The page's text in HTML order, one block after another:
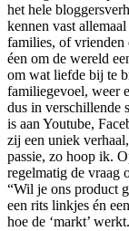
het hele
kennen vast
families, of vrienden
éen om de wereld
om wat liefde bij te
familiegevoel, weer
dus in verschillende
is aan Youtube,
zij een uniek
passie, zo hoop ik.
regelmatig de vraag
“Wil je ons product
een rits linkjes én
hoe de ‘markt’